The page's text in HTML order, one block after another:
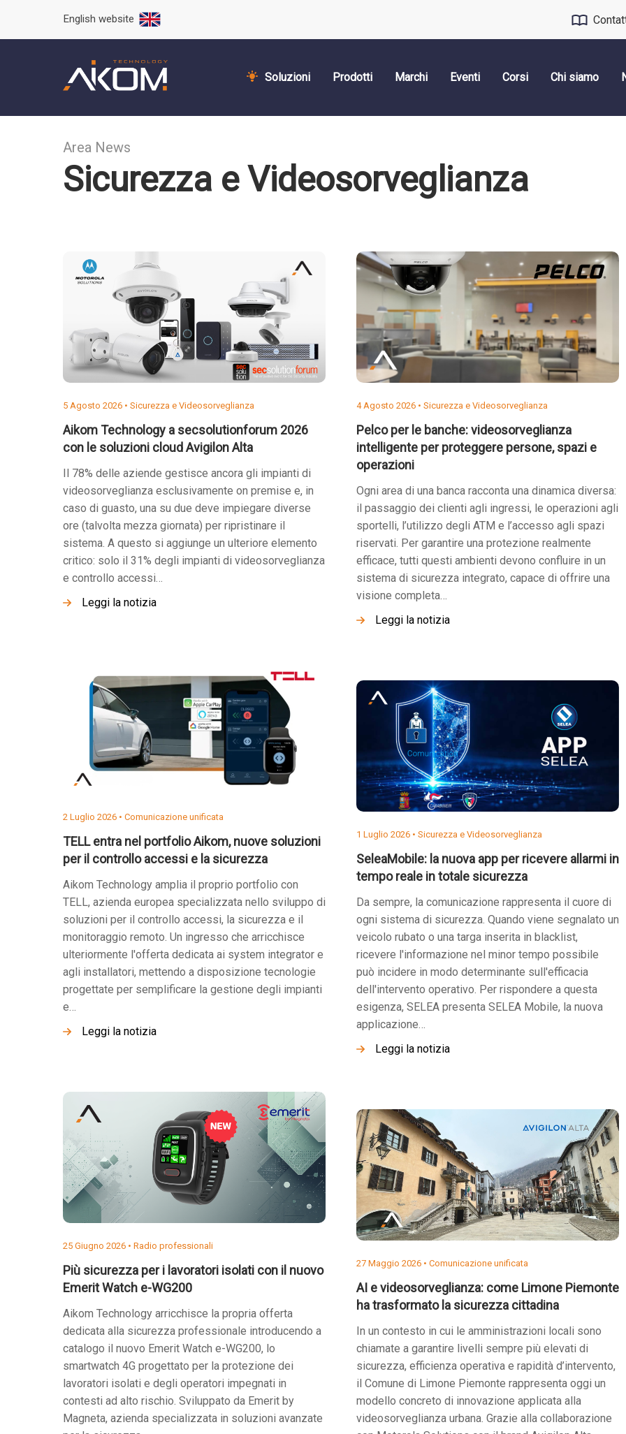
English website
Soluzioni Prodotti Marchi Eventi Corsi Chi siamo
Area News
Sicurezza e Videosorveglianza
5 Agosto 2026 • Sicurezza e Videosorveglianza
Aikom Technology a secsolutionforum 2026
con le soluzioni cloud Avigilon Alta
Il 78% delle aziende gestisce ancora gli impianti di
videosorveglianza esclusivamente on premise e, in
caso di guasto, una su due deve impiegare diverse
ore (talvolta mezza giornata) per ripristinare il
sistema. A questo si aggiunge un ulteriore elemento
critico: solo il 31% degli impianti di videosorveglianza
e controllo accessi…
Leggi la notizia
4 Agosto 2026 • Sicurezza e Videosorveglianza
Pelco per le banche: videosorveglianza
intelligente per proteggere persone, spazi e
operazioni
Ogni area di una banca racconta una dinamica diversa:
il passaggio dei clienti agli ingressi, le operazioni agli
sportelli, l’utilizzo degli ATM e l’accesso agli spazi
riservati. Per garantire una protezione realmente
efficace, tutti questi ambienti devono confluire in un
sistema di sicurezza integrato, capace di offrire una
visione completa…
Leggi la notizia
2 Luglio 2026 • Comunicazione unificata
TELL entra nel portfolio Aikom, nuove soluzioni
per il controllo accessi e la sicurezza
Aikom Technology amplia il proprio portfolio con
TELL, azienda europea specializzata nello sviluppo di
soluzioni per il controllo accessi, la sicurezza e il
monitoraggio remoto. Un ingresso che arricchisce
ulteriormente l'offerta dedicata ai system integrator e
agli installatori, mettendo a disposizione tecnologie
progettate per semplificare la gestione degli impianti
e…
Leggi la notizia
1 Luglio 2026 • Sicurezza e Videosorveglianza
SeleaMobile: la nuova app per ricevere allarmi in
tempo reale in totale sicurezza
Da sempre, la comunicazione rappresenta il cuore di
ogni sistema di sicurezza. Quando viene segnalato un
veicolo rubato o una targa inserita in blacklist,
ricevere l'informazione nel minor tempo possibile
può incidere in modo determinante sull'efficacia
dell'intervento operativo. Per rispondere a questa
esigenza, SELEA presenta SELEA Mobile, la nuova
applicazione…
Leggi la notizia
25 Giugno 2026 • Radio professionali
Più sicurezza per i lavoratori isolati con il nuovo
Emerit Watch e-WG200
Aikom Technology arricchisce la propria offerta
dedicata alla sicurezza professionale introducendo a
catalogo il nuovo Emerit Watch e-WG200, lo
smartwatch 4G progettato per la protezione dei
lavoratori isolati e degli operatori impegnati in
contesti ad alto rischio. Sviluppato da Emerit by
Magneta, azienda specializzata in soluzioni avanzate
27 Maggio 2026 • Comunicazione unificata
AI e videosorveglianza: come Limone Piemonte
ha trasformato la sicurezza cittadina
In un contesto in cui le amministrazioni locali sono
chiamate a garantire livelli sempre più elevati di
sicurezza, efficienza operativa e rapidità d’intervento,
il Comune di Limone Piemonte rappresenta oggi un
modello concreto di innovazione applicata alla
videosorveglianza urbana. Grazie alla collaborazione